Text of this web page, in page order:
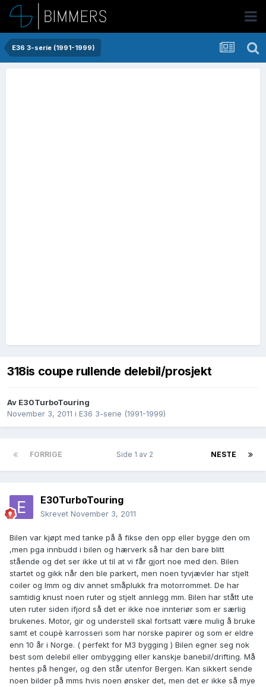
E36 3-serie (1991-1999)
318is coupe rullende delebil/prosjekt
Av E30TurboTouring
November 3, 2011 i E36 3-serie (1991-1999)
FORRIGE NESTE
Side 1 av 2
E30TurboTouring
Skrevet November 3, 2011
Bilen var kjøpt med tanke på å fikse den opp eller bygge den om
,men pga innbudd i bilen og hærverk så har den bare blitt
stående og det ser ikke ut til at vi får gjort noe med den. Bilen
startet og gikk når den ble parkert, men noen tyvjævler har stjelt
coiler og lmm og div annet småplukk fra motorrommet. De har
samtidig knust noen ruter og stjelt annlegg mm. Bilen har stått ute
uten ruter siden ifjord så det er ikke noe innteriør som er særlig
brukenes. Motor, gir og understell skal fortsatt være mulig å bruke
samt et coupè karrosseri som har norske papirer og som er eldre
enn 10 år i Norge. ( perfekt for M3 bygging ) Bilen egner seg nok
best som delebil eller ombygging eller kanskje banebil/drifting. Må
hentes på henger, og den står utenfor Bergen. Kan sikkert sende
noen bilder på mms hvis noen ønsker det, men det er ikke så mye